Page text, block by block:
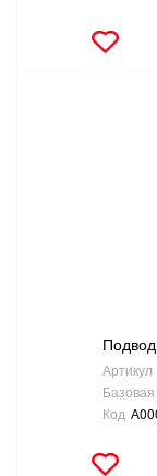
Артикул
Код